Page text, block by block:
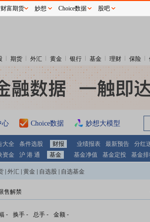
期货 外汇 黄金 银行 基金 理财 保险
心 Choice数据 妙想大模型
大全 条件选股 财报 业绩报表 最新预告 分红
资金 沪 港 通 基金 基金净值 基金定投 基金
外汇 黄金 自选股 自选基金
售解禁
- 换手 - 总手 - 金额 -
富期货 妙想 Choice数据 股吧